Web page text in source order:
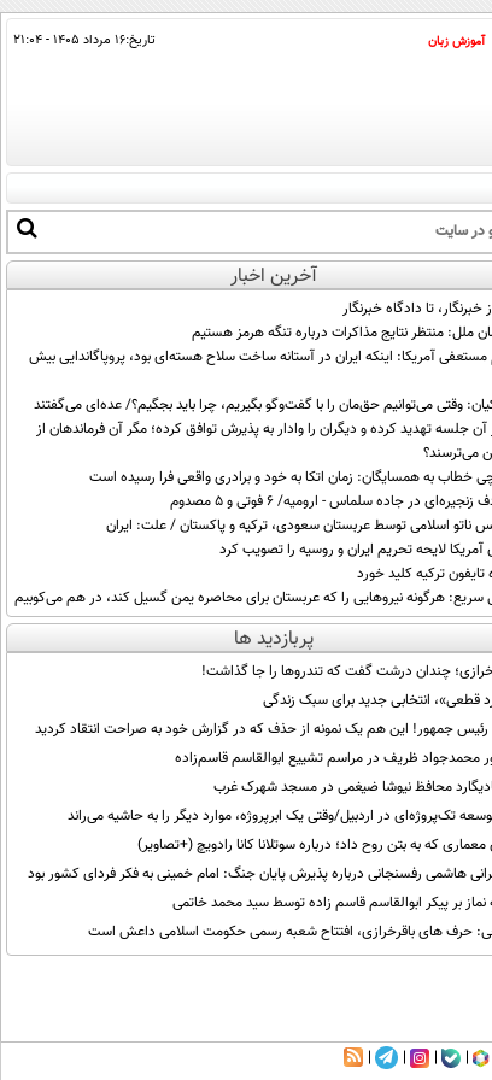
آموزش زبان تاریخ:۱۶ مرداد ۱۴۰۵ - ۲۱:۰۴
آخرین اخبار
خبرنگار، تا دادگاه خبرنگار
ملل: منتظر نتایج مذاکرات درباره تنگه هرمز هستیم
مستعفی آمریکا: اینکه ایران در آستانه ساخت سلاح هسته‌ای بود، پروپاگاندایی بیش
وقتی می‌توانیم حق‌مان را با گفت‌وگو بگیریم، چرا باید بجگیم؟/ عده‌ای می‌گفتند
آن جلسه تهدید کرده و دیگران را وادار به پذیرش توافق کرده؛ مگر آن فرماندهان از
می‌ترسند؟
خطاب به همسایگان: زمان اتکا به خود و برادری واقعی فرا رسیده است
در جاده سلماس - ارومیه/ ۶ فوتی و ۵ مصدوم
ناتو اسلامی توسط عربستان سعودی، ترکیه و پاکستان / علت: ایران
آمریکا لایحه تحریم ایران و روسیه را تصویب کرد
تایفون ترکیه کلید خورد
سریع: هرگونه نیروهایی را که عربستان برای محاصره یمن گسیل کند، در هم می‌کوبیم
پربازدید ها
خرازی؛ چندان درشت گفت که تندروها را جا گذاشت!
قطعی»، انتخابی جدید برای سبک زندگی
رئیس جمهور! این هم یک نمونه از حذف که در گزارش خود به صراحت انتقاد کردید
محمدجواد ظریف در مراسم تشییع ابوالقاسم قاسم‌زاده
محافظ نیوشا ضیغمی در مسجد شهرک غرب
تک‌پروژه‌ای در اردبیل/وقتی یک ابرپروژه، موارد دیگر را به حاشیه می‌راند
معماری که به بتن روح داد؛ درباره سوتلانا کانا رادویچ (+تصاویر)
هاشمی رفسنجانی درباره پذیرش پایان جنگ: امام خمینی به فکر فردای کشور بود
نماز بر پیکر ابوالقاسم قاسم زاده توسط سید محمد خاتمی
حرف های باقرخرازی، افتتاح شعبه رسمی حکومت اسلامی داعش است